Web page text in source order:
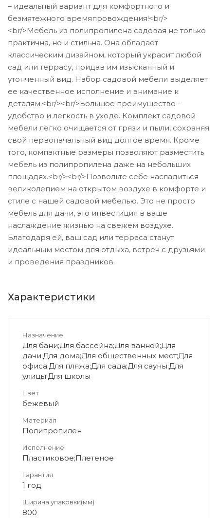
– идеальный вариант для комфортного и
безмятежного времяпровождения!<br/>
<br/>Мебель из полипропилена садовая не только
практична, но и стильна. Она обладает
классическим дизайном, который украсит любой
сад или террасу, придав им изысканный и
утонченный вид. Набор садовой мебели выделяет
ее качественное исполнение и внимание к
деталям.<br/><br/>Большое преимущество -
удобство и легкость в уходе. Комплект садовой
мебели легко очищается от грязи и пыли, сохраняя
свой первоначальный вид долгое время. Кроме
того, компактные размеры позволяют разместить
мебель из полипропилена даже на небольших
площадях.<br/><br/>Позвольте себе насладиться
великолепием на открытом воздухе в комфорте и
стиле с нашей садовой мебелью. Это не просто
мебель для дачи, это инвестиция в ваше
наслаждение жизнью на свежем воздухе.
Благодаря ей, ваш сад или терраса станут
идеальным местом для отдыха, встреч с друзьями
и проведения праздников.
Характеристики
Назначение
Для бани;Для бассейна;Для ванной;Для
дачи;Для дома;Для общественных мест;Для
офиса;Для пляжа;Для сада;Для сауны;Для
улицы;Для школы
Цвет
бежевый
Материал
Полипропилен
Исполнение
Пластиковое;Плетеное
Гарантия
1 год
Ширина упаковки(мм)
800